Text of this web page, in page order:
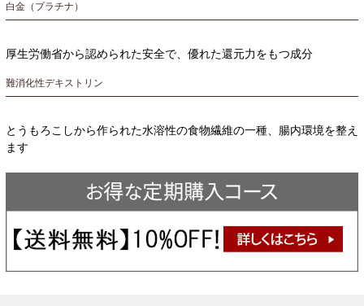
白金（プラチナ）
厚生労働省から認められた安全で、優れた還元力をもつ成分
難消化性デキストリン
とうもろこしから作られた水溶性の食物繊維の一種、腸内環境を整え
ます